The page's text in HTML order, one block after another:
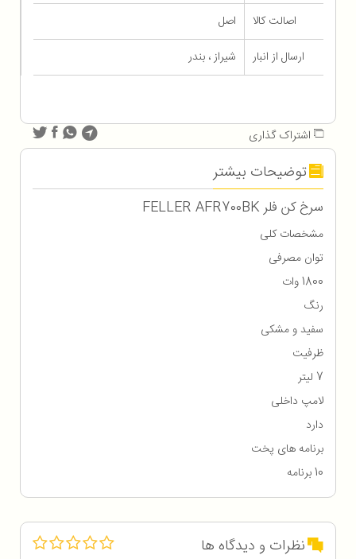
اصالت کالا
اصل
ارسال از انبار
شیراز ، بندر
اشتراک گذاری
توضیحات بیشتر
سرخ کن فلر FELLER AFR700BK
مشخصات کلی
توان مصرفی
1800 وات
رنگ
سفید و مشکی
ظرفیت
7 لیتر
لامپ داخلی
دارد
برنامه های پخت
10 برنامه
نظرات و دیدگاه ها